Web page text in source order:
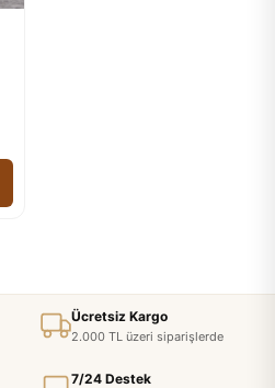
Ücretsiz Kargo
2.000 TL üzeri siparişlerde
7/24 Destek